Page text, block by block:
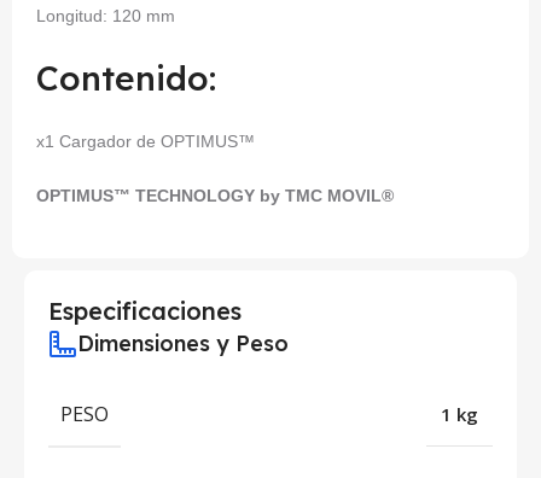
Longitud: 120 mm
Contenido:
x1 Cargador de OPTIMUS™
OPTIMUS™ TECHNOLOGY by TMC MOVIL®
Especificaciones
Dimensiones y Peso
PESO 1 kg